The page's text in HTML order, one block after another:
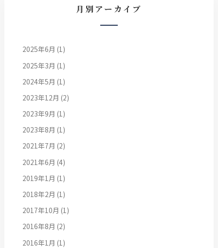
月別アーカイブ
2025年6月 (1)
2025年3月 (1)
2024年5月 (1)
2023年12月 (2)
2023年9月 (1)
2023年8月 (1)
2021年7月 (2)
2021年6月 (4)
2019年1月 (1)
2018年2月 (1)
2017年10月 (1)
2016年8月 (2)
2016年1月 (1)